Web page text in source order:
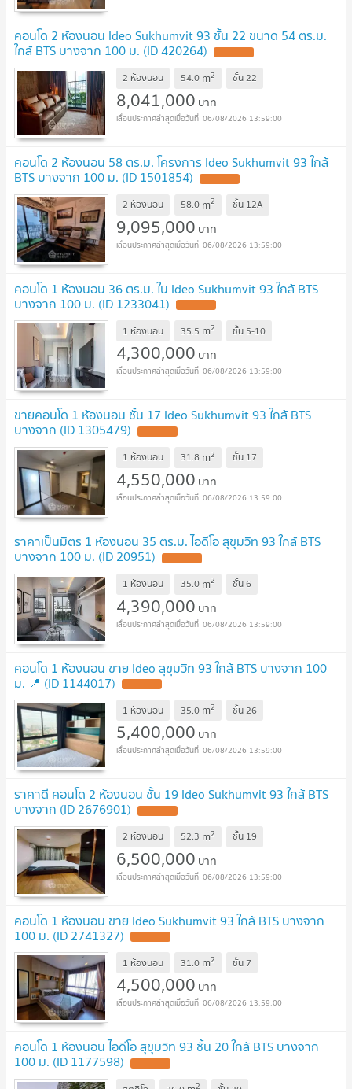
คอนโด 2 ห้องนอน Ideo Sukhumvit 93 ชั้น 22 ขนาด 54 ตร.ม.
ใกล้ BTS บางจาก 100 ม. (ID 420264)
2 ห้องนอน 54.0 m2 ชั้น22
8,041,000 บาท
06/08/2026 13:59:00
คอนโด 2 ห้องนอน 58 ตร.ม. โครงการ Ideo Sukhumvit 93 ใกล้
BTS บางจาก 100 ม. (ID 1501854)
2 ห้องนอน 58.0 m2 ชั้น 12A
9,095,000 บาท
06/08/2026 13:59:00
คอนโด 1 ห้องนอน 36 ตร.ม. ใน Ideo Sukhumvit 93 ใกล้ BTS
บางจาก 100 ม. (ID 1233041)
1 ห้องนอน 35.5 m2 ชั้น 5-10
4,300,000 บาท
06/08/2026 13:59:00
ขายคอนโด 1 ห้องนอน ชั้น 17 Ideo Sukhumvit 93 ใกล้ BTS
บางจาก (ID 1305479)
1 ห้องนอน 31.8 m2 ชั้น 17
4,550,000 บาท
06/08/2026 13:59:00
ราคาเป็นมิตร 1 ห้องนอน 35 ตร.ม. ไอดีโอ สุขุมวิท 93 ใกล้ BTS
บางจาก 100 ม. (ID 20951)
1 ห้องนอน 35.0 m2 ชั้น6
4,390,000 บาท
06/08/2026 13:59:00
คอนโด 1 ห้องนอน ขาย Ideo สุขุมวิท 93 ใกล้ BTS บางจาก 100
ม. 📍 (ID 1144017)
1 ห้องนอน 35.0 m2 ชั้น26
5,400,000 บาท
06/08/2026 13:59:00
ราคาดี คอนโด 2 ห้องนอน ชั้น 19 Ideo Sukhumvit 93 ใกล้ BTS
บางจาก (ID 2676901)
2 ห้องนอน 52.3 m2 ชั้น 19
6,500,000 บาท
06/08/2026 13:59:00
คอนโด 1 ห้องนอน ขาย Ideo Sukhumvit 93 ใกล้ BTS บางจาก
100 ม. (ID 2741327)
1 ห้องนอน 31.0 m2 ชั้น 7
4,500,000 บาท
06/08/2026 13:59:00
คอนโด 1 ห้องนอน ไอดีโอ สุขุมวิท 93 ชั้น 20 ใกล้ BTS บางจาก
100 ม. (ID 1177598)
2